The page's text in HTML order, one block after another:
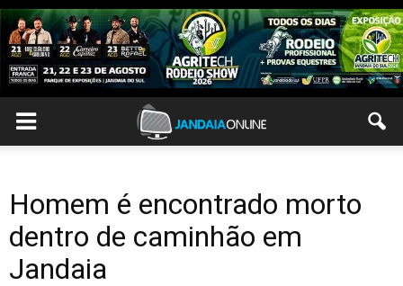
Homem é encontrado morto
dentro de caminhão em
Jandaia